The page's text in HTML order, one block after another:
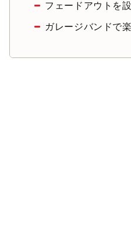
フェードアウトを
ガレージバンドで